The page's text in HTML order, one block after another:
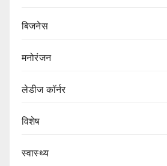
बिजनेस
मनोरंजन
लेडीज कॉर्नर
विशेष
स्वास्थ्य